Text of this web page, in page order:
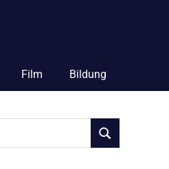
Film Bildung
SUCHEN